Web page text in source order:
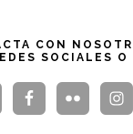
CON
SOCIALES O